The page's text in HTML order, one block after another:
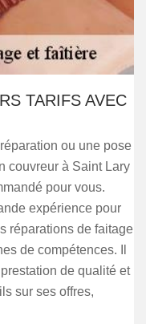
TARIFS AVEC
ou une pose
couvreur à Saint Lary
pour vous.
expérience pour
réparations de faitage
de compétences. Il
de qualité et
sur ses offres,